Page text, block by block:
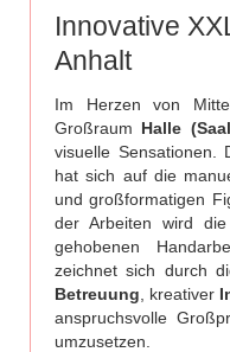
Innovative
Anhalt
Im Herzen von
Großraum Halle
visuelle Sensationen.
hat sich auf die
und großformatigen
der Arbeiten wird
gehobenen
zeichnet sich durch
Betreuung , kreativer
anspruchsvolle
umzusetzen.